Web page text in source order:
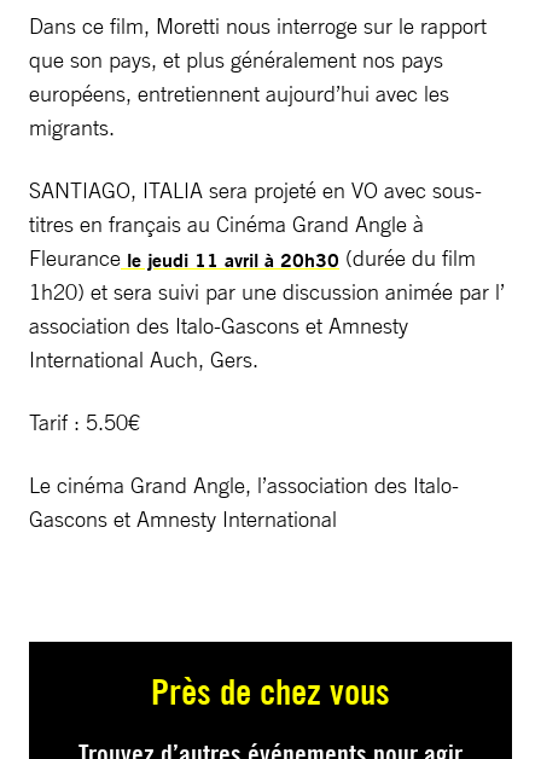
Dans ce film, Moretti nous interroge sur le rapport
que son pays, et plus généralement nos pays
européens, entretiennent aujourd’hui avec les
migrants.
SANTIAGO, ITALIA sera projeté en VO avec sous-
titres en français au Cinéma Grand Angle à
Fleurance le jeudi 11 avril à 20h30 (durée du film
1h20) et sera suivi par une discussion animée par l’
association des Italo-Gascons et Amnesty
International Auch, Gers.
Tarif : 5.50€
Le cinéma Grand Angle, l’association des Italo-
Gascons et Amnesty International
Près de chez vous